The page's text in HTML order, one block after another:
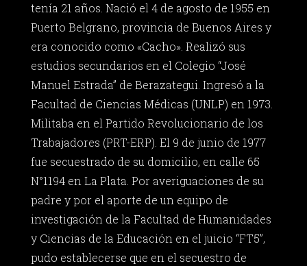
tenía 21 años. Nació el 4 de agosto de 1955 en
Puerto Belgrano, provincia de Buenos Aires y
era conocido como «Cacho». Realizó sus
estudios secundarios en el Colegio “José
Manuel Estrada” de Berazategui. Ingresó a la
Facultad de Ciencias Médicas (UNLP) en 1973.
Militaba en el Partido Revolucionario de los
Trabajadores (PRT-ERP). El 9 de junio de 1977
fue secuestrado de su domicilio, en calle 65
N°1194 en La Plata. Por averiguaciones de su
padre y por el aporte de un equipo de
investigación de la Facultad de Humanidades
y Ciencias de la Educación en el juicio “FT5”,
pudo establecerse que en el secuestro de